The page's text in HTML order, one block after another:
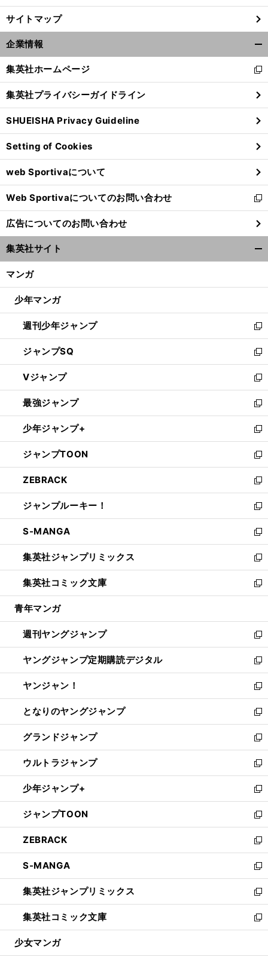
サイトマップ
企業情報
閉
る
集英社ホームページ
新
し
い
ウ
ィ
ン
ド
ウ
で
開
く
集英社プライバシーガイドライン
SHUEISHA Privacy Guideline
Setting of Cookies
web Sportivaについて
Web Sportivaについてのお問い合わせ
新
し
い
ウ
ィ
ン
ウ
開
く
広告についてのお問い合わせ
集英社サイト
マンガ
少年マンガ
週刊少年ジャンプ
新
し
い
ウ
ィ
ン
ド
ウ
で
開
く
ジャンプSQ
新
し
い
ウ
ィ
ン
ド
ウ
で
開
く
Vジャンプ
新
し
い
ウ
ィ
ン
ド
ウ
で
開
く
最強ジャンプ
新
し
い
ウ
ィ
ン
ド
ウ
で
開
く
少年ジャンプ+
新
し
い
ウ
ィ
ン
ド
ウ
で
開
く
ジャンプTOON
新
し
い
ウ
ィ
ン
ド
ウ
で
開
く
ZEBRACK
新
し
い
ウ
ィ
ン
ド
ウ
で
開
ジャンプルーキー！
新
し
い
ウ
ィ
ン
ド
ウ
開
く
S-MANGA
新
し
い
ウ
ィ
ン
ウ
で
開
く
集英社ジャンプリミックス
新
し
い
ウ
ン
ド
ウ
で
開
く
集英社コミック文庫
新
し
ウ
ィ
ン
ド
ウ
で
開
く
青年マンガ
週刊ヤングジャンプ
新
し
い
ウ
ィ
ン
ド
ウ
で
開
く
ヤングジャンプ定期購読デジタル
新
し
い
ウ
ィ
ン
ド
ウ
で
開
く
ヤンジャン！
新
し
い
ウ
ィ
ン
ド
ウ
で
開
く
となりのヤングジャンプ
新
し
い
ウ
ィ
ン
ド
ウ
で
開
く
グランドジャンプ
新
し
い
ウ
ィ
ン
ド
ウ
で
開
く
ウルトラジャンプ
新
し
い
ウ
ィ
ン
ド
ウ
で
開
く
少年ジャンプ+
新
し
い
ウ
ィ
ン
ド
ウ
で
開
く
ジャンプTOON
新
し
い
ウ
ィ
ン
ド
ウ
で
開
ZEBRACK
新
し
い
ウ
ィ
ン
ド
ウ
S-MANGA
新
し
い
ウ
ィ
ン
集英社ジャンプリミックス
新
し
い
ウ
集英社コミック文庫
新
し
少女マンガ